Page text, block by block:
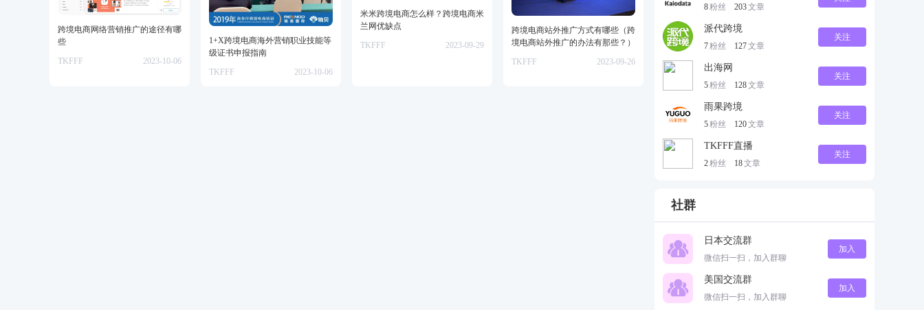
跨境电商网络营销推广的途径有哪
些
TKFFF
2023-10-06
1+X跨境电商海外营销职业技能等
级证书申报指南
TKFFF
2023-10-06
米米跨境电商怎么样？跨境电商米
兰网优缺点
TKFFF
2023-09-29
跨境电商站外推广方式有哪些（跨
境电商站外推广的办法有那些？）
TKFFF
2023-09-26
8粉丝 203文章
派代跨境
7粉丝 127文章
关注
出海网
5粉丝 128文章
关注
雨果跨境
5粉丝 120文章
关注
TKFFF直播
2粉丝 18文章
关注
社群
日本交流群
微信扫一扫，加入群聊
加入
美国交流群
微信扫一扫，加入群聊
加入